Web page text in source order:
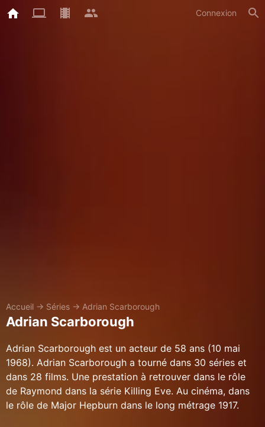
Connexion
Accueil → Séries → Adrian Scarborough
Adrian Scarborough
Adrian Scarborough est un acteur de 58 ans (10 mai
1968). Adrian Scarborough a tourné dans 30 séries et
dans 28 films. Une prestation à retrouver dans le rôle
de Raymond dans la série Killing Eve. Au cinéma, dans
le rôle de Major Hepburn dans le long métrage 1917.